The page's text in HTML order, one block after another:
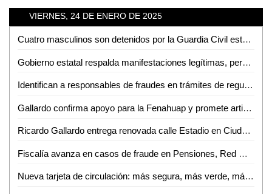
VIERNES, 24 DE ENERO DE 2025
Cuatro masculinos son detenidos por la Guardia Civil estatal, tras delitos contra servidores públicos
Gobierno estatal respalda manifestaciones legítimas, pero advierte sobre intentos de desestabilización
Identifican a responsables de fraudes en trámites de regularización de predios en Ciudad Valles
Gallardo confirma apoyo para la Fenahuap y promete artistas como Carin León y los Tigres del Norte
Ricardo Gallardo entrega renovada calle Estadio en Ciudad Valles
Fiscalía avanza en casos de fraude en Pensiones, Red Metro y Seduvop
Nueva tarjeta de circulación: más segura, más verde, más ágil